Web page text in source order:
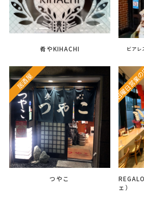
肴やKIHACHI ビアレ
居酒屋
つやこ
日曜日
ェ）